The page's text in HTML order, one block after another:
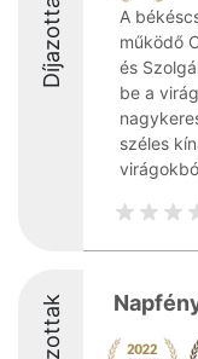
Díjazottak
A
működő
és
be a
széles